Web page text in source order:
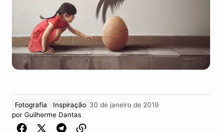
Fotografia Inspiração 30 de janeiro de 2019
por Guilherme Dantas